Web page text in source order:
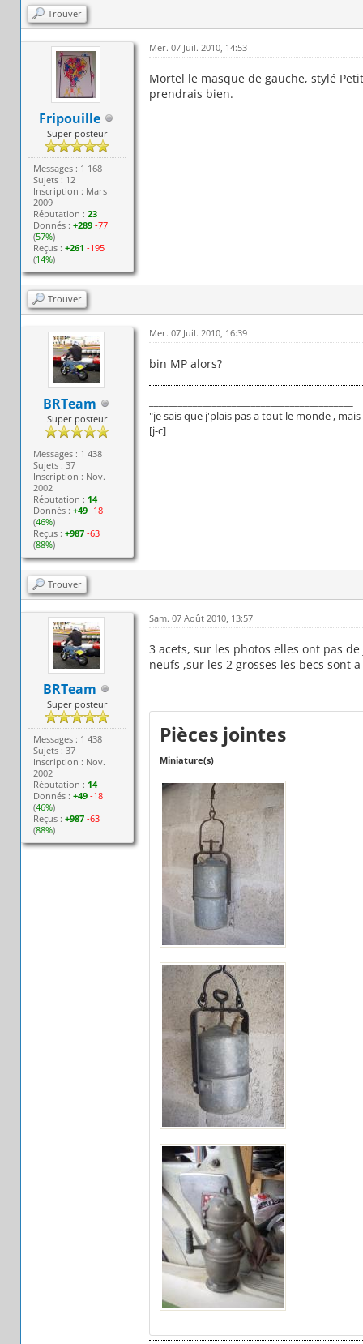
Trouver
Fripouille
Super posteur
Messages : 1 168
Sujets : 12
Inscription : Mars
2009
Réputation :23
Donnés :+289 -77
(57%)
Reçus :+261 -195
(14%)
Mer. 07 Juil. 2010, 14:53
Mortel le masque de gauche, stylé
prendrais bien.
Trouver
BRTeam
Super posteur
Messages : 1 438
Sujets : 37
Inscription : Nov.
2002
Réputation : 14
Donnés :+49 -18
(46%)
Reçus :+987 -63
(88%)
Mer. 07 Juil. 2010, 16:39
bin MP alors?
"je sais que j'plais pas a tout le monde ,
[j-c]
Trouver
BRTeam
Super posteur
Messages : 1 438
Sujets : 37
Inscription : Nov.
2002
Réputation : 14
Donnés :+49 -18
(46%)
Reçus :+987 -63
(88%)
Sam. 07 Août 2010, 13:57
3 acets, sur les photos elles ont pas
neufs ,sur les 2 grosses les becs sont
Pièces jointes
Miniature(s)